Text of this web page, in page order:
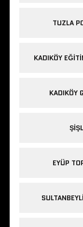
TUZLA
KADIKÖY
KADIKÖY
EYÜP